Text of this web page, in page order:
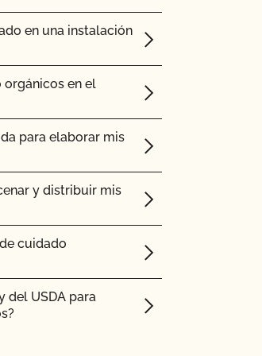
seguridad
de certificación?
orgánicas?
piensos tengan
hidropónicos y en
en una instalación
orgánicos en el
para elaborar mis
y distribuir mis
cuidado
del USDA para